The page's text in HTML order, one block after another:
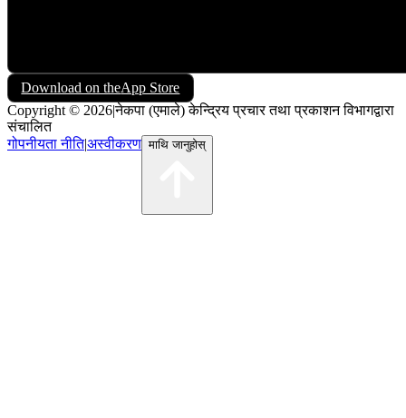
Download on theApp Store
Copyright © 2026|नेकपा (एमाले) केन्द्रिय प्रचार तथा प्रकाशन विभागद्वारा
संचालित
गोपनीयता नीति|अस्वीकरण माथि जानुहोस्